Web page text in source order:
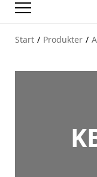
Start / Produkter /